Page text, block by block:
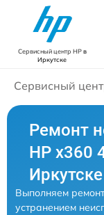
Сервисный центр HPв
Иркутске
Сервисный
Ремонт
HP x360
Иркутске
Выполняем
устранением